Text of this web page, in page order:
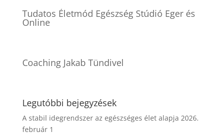
Tudatos Életmód Egészség Stúdió Eger és
Online
Coaching Jakab Tündivel
Legutóbbi bejegyzések
A stabil idegrendszer az egészséges élet alapja 2026.
február 1